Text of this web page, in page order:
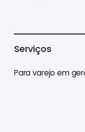
Serviços
Para varejo em